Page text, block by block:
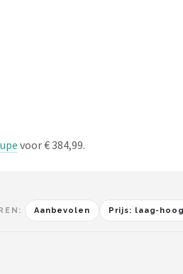
voor € 384,99.
Aanbevolen Prijs: laag-hoog